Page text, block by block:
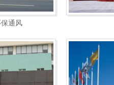
通风